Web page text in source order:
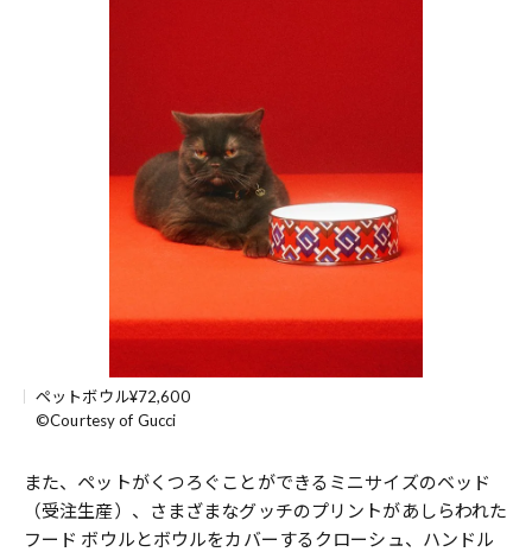
ペットボウル¥72,600
©️Courtesy of Gucci
また、ペットがくつろぐことができるミニサイズのベッド
（受注生産）、さまざまなグッチのプリントがあしらわれた
フード ボウルとボウルをカバーするクローシュ、ハンドル